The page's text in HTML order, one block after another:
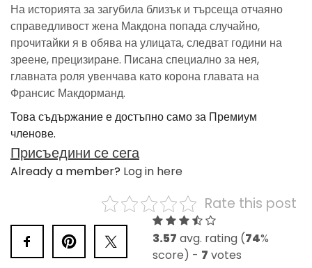
На историята за загубила близък и търсеща отчаяно
справедливост жена Макдона попада случайно,
прочитайки я в обява на улицата, следват години на
зреене, прецизиране. Писана специално за нея,
главната роля увенчава като корона главата на
Франсис Макдорманд.
Това съдържание е достъпно само за Премиум
членове.
Присъедини се сега
Already a member? Log in here
Rate this post
3.57 avg. rating (74%
score) - 7 votes